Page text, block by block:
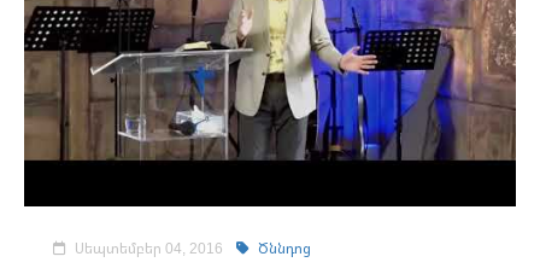
Սեպտեմբեր 04, 2016 Ծննդոց